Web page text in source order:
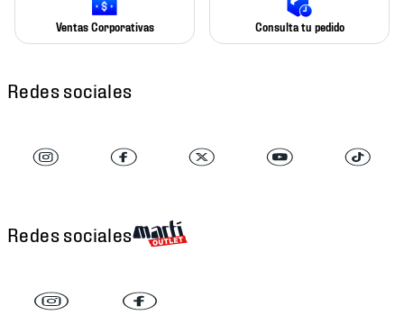
Ventas Corporativas Consulta tu pedido
Redes sociales
Redes sociales